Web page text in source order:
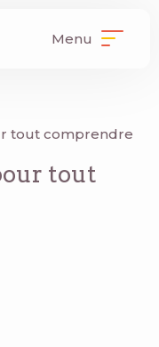
Menu
tout comprendre
tout